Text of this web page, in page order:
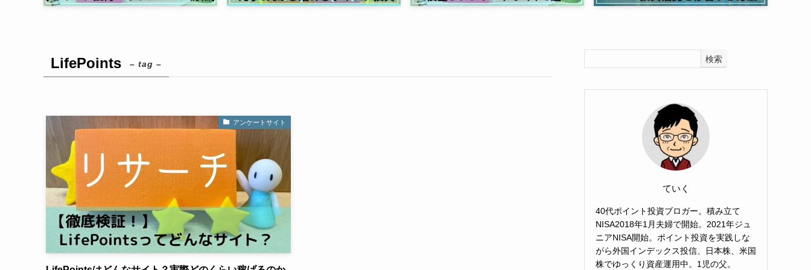
LifePoints – tag –
アンケートサイト
検索
ていく
40代ポイント投資ブロガー。積み立て
NISA2018年1月夫婦で開始。2021年ジュ
ニアNISA開始。ポイント投資を実践しな
がら外国インデックス投信、日本株、米国
株でゆっくり資産運用中。1児の父。